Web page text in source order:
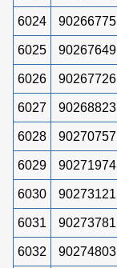
6024 90266775
6025 90267649
6026 90267726
6027 90268823
6028 90270757
6029 90271974
6030 90273121
6031 90273781
6032 90274803